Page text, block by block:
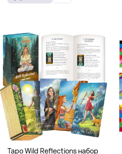
Таро Wild Reflections набор